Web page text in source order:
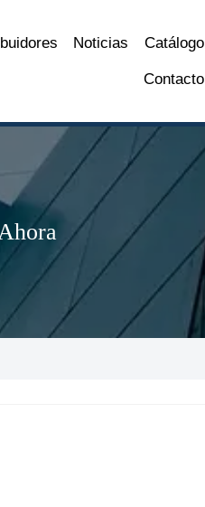
Noticias Catálogo
Contacto